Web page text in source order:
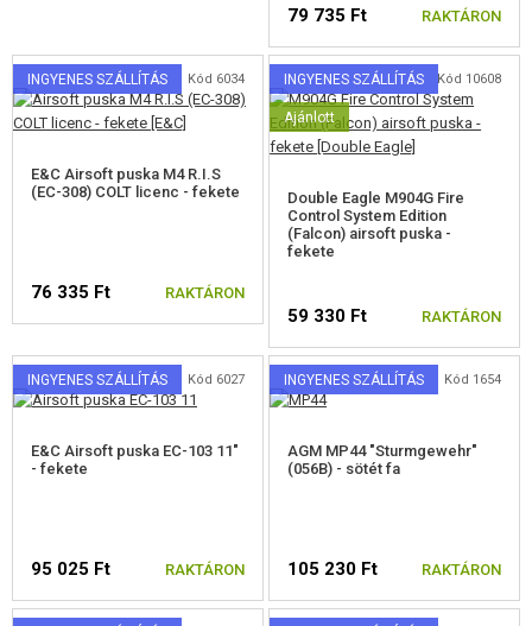
79 735 Ft RAKTÁRON
INGYENES SZÁLLÍTÁS Kód 6034
E&C Airsoft puska M4 R.I.S
(EC-308) COLT licenc - fekete
76 335 Ft RAKTÁRON
INGYENES SZÁLLÍTÁS
Ajánlott
Kód 10608
Double Eagle M904G Fire
Control System Edition
(Falcon) airsoft puska -
fekete
59 330 Ft RAKTÁRON
INGYENES SZÁLLÍTÁS Kód 6027
E&C Airsoft puska EC-103 11"
- fekete
95 025 Ft RAKTÁRON
INGYENES SZÁLLÍTÁS Kód 1654
AGM MP44 "Sturmgewehr"
(056B) - sötét fa
105 230 Ft RAKTÁRON